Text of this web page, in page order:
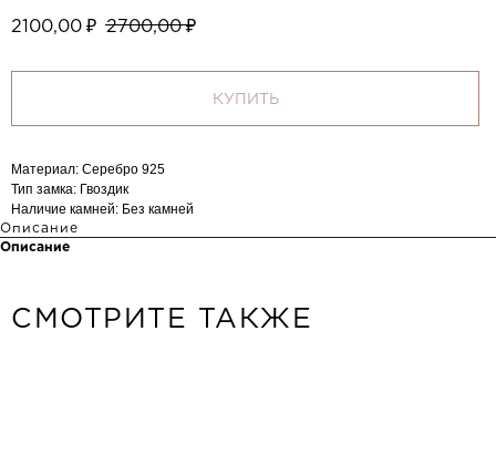
2100,00 ₽ 2700,00 ₽
КУПИТЬ
Материал: Серебро 925
Тип замка: Гвоздик
Наличие камней: Без камней
Описание
Описание
СМОТРИТЕ ТАКЖЕ